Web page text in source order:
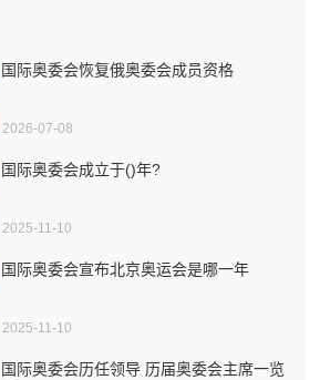
国际奥委会恢复俄奥委会成员资格
2026-07-08
国际奥委会成立于()年?
2025-11-10
国际奥委会宣布北京奥运会是哪一年
2025-11-10
国际奥委会历任领导 历届奥委会主席一览